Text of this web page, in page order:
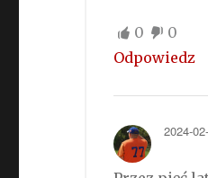
0
0
Odpowiedz
2024-